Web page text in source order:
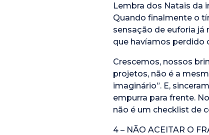
Lembra dos Natais da
Quando finalmente o
sensação de euforia já
que havíamos perdido
Crescemos, nossos
projetos, não é a
imaginário”. E,
empurra para frente.
não é um checklist de
4 – NÃO ACEITAR O